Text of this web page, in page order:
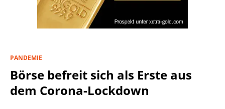
PANDEMIE
Börse befreit sich als Erste aus
dem Corona-Lockdown